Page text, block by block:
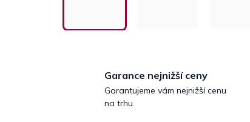
Garance nejnižší ceny
Garantujeme vám nejnižší cenu
na trhu.